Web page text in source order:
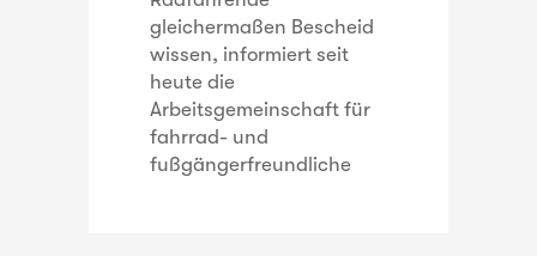
gleichermaßen Bescheid
wissen, informiert seit
heute die
Arbeitsgemeinschaft für
fahrrad- und
fußgängerfreundliche